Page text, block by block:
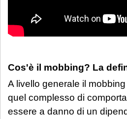
Cos'è il mobbing? La
A livello generale il
quel complesso di
essere a danno di un